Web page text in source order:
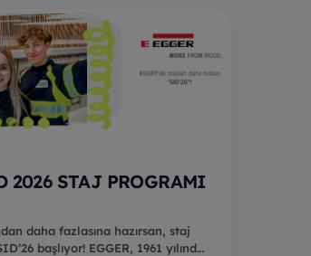
2026 STAJ PROGRAMI
daha fazlasına hazırsan, staj
başlıyor! EGGER, 1961 yılında